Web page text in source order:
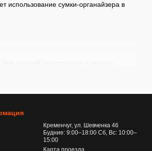
сумки-органайзера в
надежно фиксируются;
компанией – с маленькими детьми
Кременчуг, ул. Шевченка 46
Будние: 9:00–18:00 Сб, Вс: 10:00–
15:00
Карта проезда